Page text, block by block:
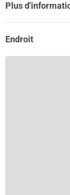
Plus
Endroit